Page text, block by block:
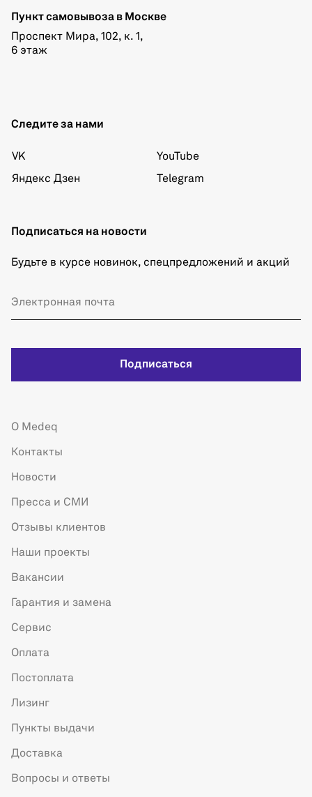
Пункт самовывоза в Москве
Проспект Мира, 102, к. 1,
6 этаж
Следите за нами
VK
Яндекс Дзен
YouTube
Telegram
Подписаться на новости
Будьте в курсе новинок, спецпредложений и акций
Подписаться
О Medeq
Контакты
Новости
Пресса и СМИ
Отзывы клиентов
Наши проекты
Вакансии
Гарантия и замена
Сервис
Оплата
Постоплата
Лизинг
Пункты выдачи
Доставка
Вопросы и ответы